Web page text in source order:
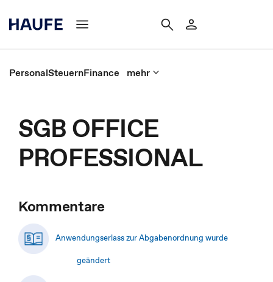
PersonalSteuernFinance mehr
SGB OFFICE
PROFESSIONAL
Kommentare
Anwendungserlass zur Abgabenordnung wurde
geändert